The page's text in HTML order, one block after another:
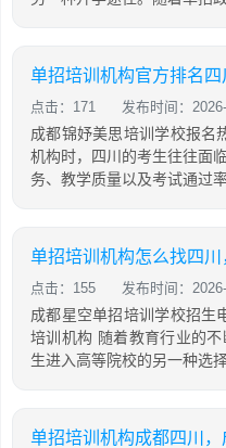
点击：171 发布时间：
成都锦妤美思培训学校报名
机构时，四川的考生往往面
务、教学质量以及考试通过
单招培训机构怎么找四
点击：155 发布时间：
成都星空单招培训学校招生
培训机构 随着教育行业的
生进入高等院校的另一种选
单招培训机构成都四川